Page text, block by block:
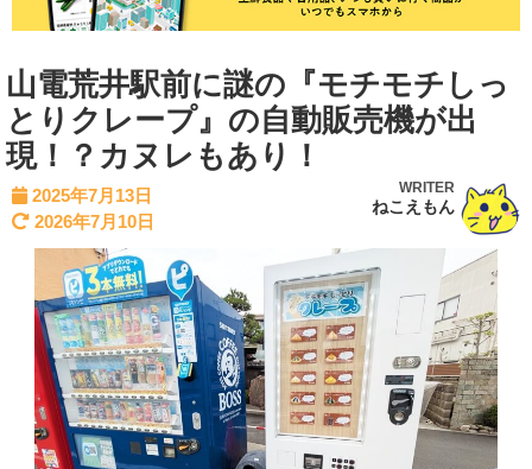
山電荒井駅前に謎の『モチモチしっ
とりクレープ』の自動販売機が出
現！？カヌレもあり！
2025年7月13日
2026年7月10日
WRITER
ねこえもん